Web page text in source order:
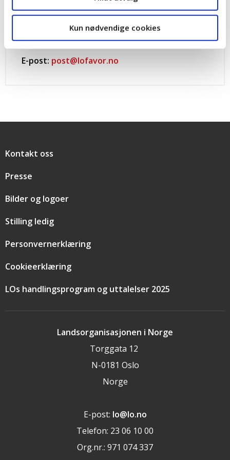
Kun nødvendige cookies
Åpent hverdager kl. 08.30-15.30
E-post: post@lofavor.no
Landsorganisasjonen i Norge
Torggata 12
N-0181 Oslo
Norge
E-post: lo@lo.no
Telefon: 23 06 10 00
Org.nr.: 971 074 337
Snarveier
Kontakt oss
Presse
Bilder og logoer
Stilling ledig
Personvernerklæring
Cookieerklæring
LOs handlingsprogram og uttalelser 2025